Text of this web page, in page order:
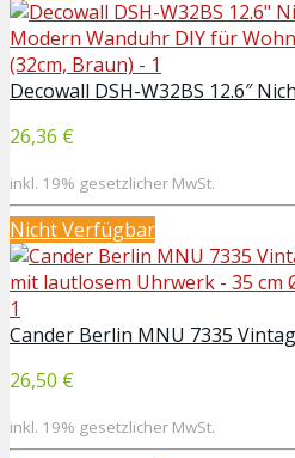
Decowall DSH-W32BS 12.6″
26,36 €
inkl. 19% gesetzlicher MwSt.
Nicht Verfügbar
Cander Berlin MNU 7335
26,50 €
inkl. 19% gesetzlicher MwSt.